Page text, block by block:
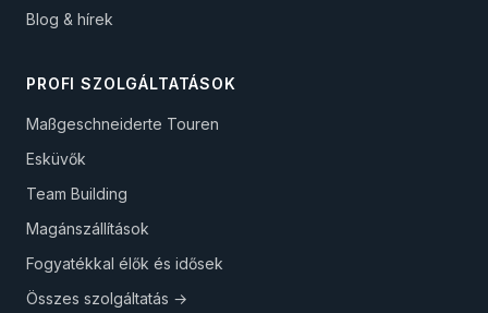
Blog & hírek
PROFI SZOLGÁLTATÁSOK
Maßgeschneiderte Touren
Esküvők
Team Building
Magánszállítások
Fogyatékkal élők és idősek
Összes szolgáltatás →